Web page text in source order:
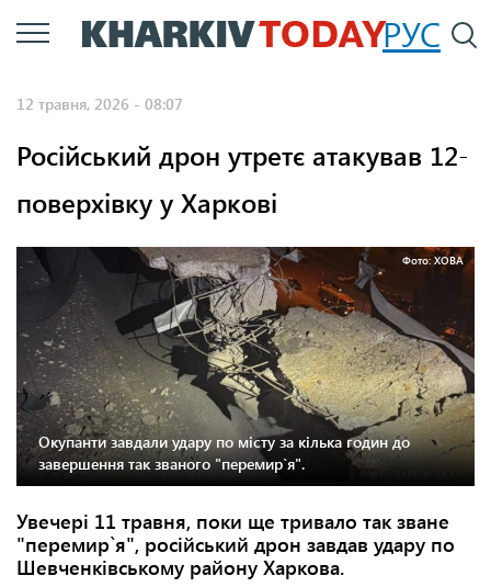
Перейти
до
РУС
12 травня, 2026 - 08:07
Російський дрон утретє атакував 12-
поверхівку у Харкові
Фото: ХОВА
Окупанти завдали удару по місту за кілька годин до
завершення так званого "перемир`я".
Увечері 11 травня, поки ще тривало так зване
"перемир`я", російський дрон завдав удару по
Шевченківському району Харкова.